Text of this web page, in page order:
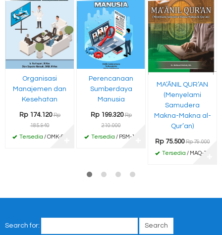
Organisasi
Manajemen dan
Kesehatan
Rp 174.120 Rp
185.940
Tersedia / OMK-86
Perencanaan
Sumberdaya
Manusia
Rp 199.320 Rp
210.000
Tersedia / PSM-12
MA’ĀNIL QUR’AN
(Menyelami
Samudera
Makna-Makna al-
Qur’an)
Rp 75.500 Rp 79.000
Tersedia / MAQ-75
Search for: